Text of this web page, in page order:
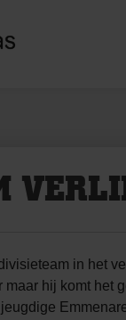
in het
hij komt het